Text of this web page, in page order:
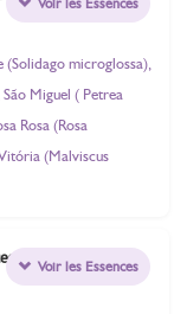
(Solidago microglossa),
Miguel ( Petrea
Rosa (Rosa
(Malviscus
Voir les Essences
et desVoir les Essences